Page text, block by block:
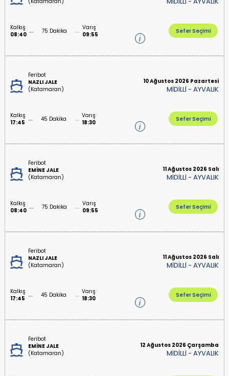
Kalkış
08:40
75 Dakika
Varış
09:55
Sefer Seçimi
Feribot
NAZLI JALE
(Katamaran)
10 Ağustos 2026 Pazartesi
MİDİLLİ-AYVALIK
Kalkış
17:45
45 Dakika
Varış
18:30
Sefer Seçimi
Feribot
EMİNE JALE
(Katamaran)
11 Ağustos 2026 Salı
MİDİLLİ-AYVALIK
Kalkış
08:40
75 Dakika
Varış
09:55
Sefer Seçimi
Feribot
NAZLI JALE
(Katamaran)
11 Ağustos 2026 Salı
MİDİLLİ-AYVALIK
Kalkış
17:45
45 Dakika
Varış
18:30
Sefer Seçimi
Feribot
EMİNE JALE
(Katamaran)
12 Ağustos 2026 Çarşamba
MİDİLLİ-AYVALIK